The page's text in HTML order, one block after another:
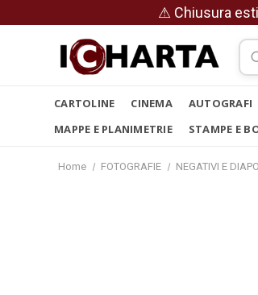
⚠ Chiusura
CARTOLINE CINEMA AUTOGRAFI
MAPPE E PLANIMETRIE
STAMPE E
Home FOTOGRAFIE NEGATIVI E